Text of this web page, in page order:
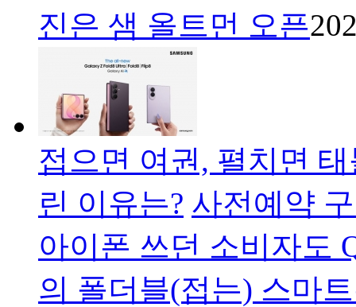
진은 샘 올트먼 오픈
접으면 여권, 펼치면
린 이유는? 사전예약
아이폰 쓰던 소비자도
의 폴더블(접는) 스마